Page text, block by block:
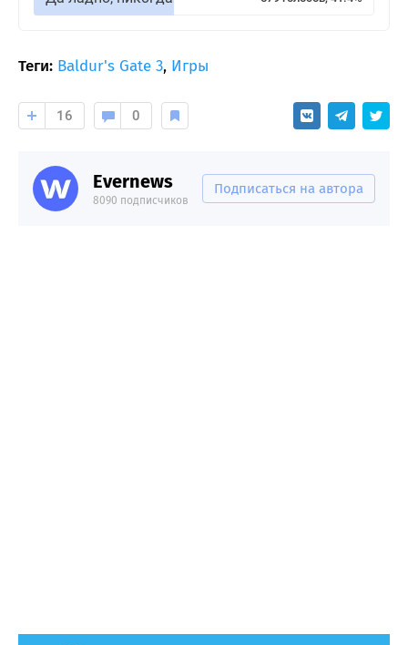
Теги: Baldur's Gate 3, Игры
16 0
Evernews
8090 подписчиков
Подписаться на автора